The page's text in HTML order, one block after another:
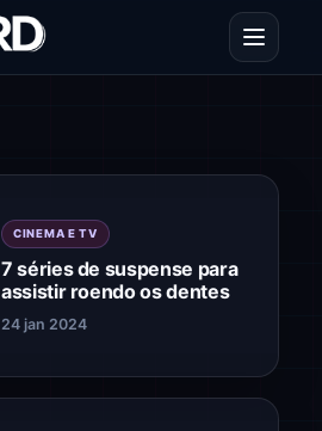
Abrir
CINEMA E TV
7 séries de suspense para
assistir roendo os dentes
24 jan 2024